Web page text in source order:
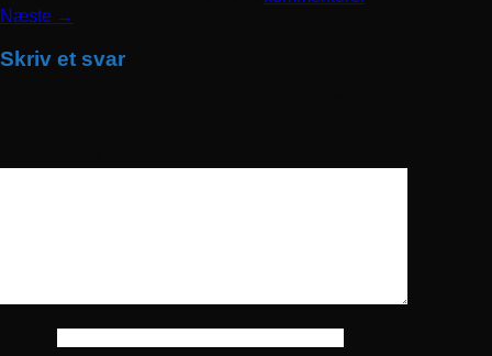
Næste →
Skriv et svar